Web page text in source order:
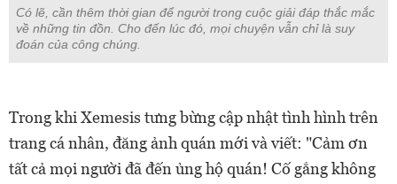
Có lẽ, cần thêm thời gian để người trong cuộc giải đáp thắc mắc
về những tin đồn. Cho đến lúc đó, mọi chuyện vẫn chỉ là suy
đoán của công chúng.
Trong khi Xemesis tưng bừng cập nhật tình hình trên
trang cá nhân, đăng ảnh quán mới và viết: "Cảm ơn
tất cả mọi người đã đến ủng hộ quán! Cố gắng không